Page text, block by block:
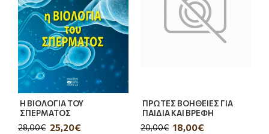
Η ΒΙΟΛΟΓΙΑ ΤΟΥ
ΣΠΕΡΜΑΤΟΣ
25,20€
28,00€
ΠΡΩΤΕΣ ΒΟΗΘΕΙΕΣ ΓΙΑ
ΠΑΙΔΙΑ ΚΑΙ ΒΡΕΦΗ
18,00€
20,00€